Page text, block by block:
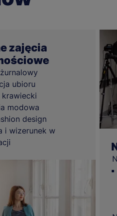
zajęcia
ubioru
modowa
design
i wizerunek w